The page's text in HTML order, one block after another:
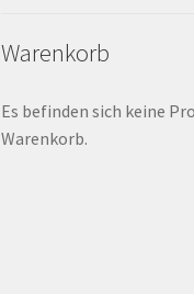
Warenkorb
Es befinden sich keine
Warenkorb.